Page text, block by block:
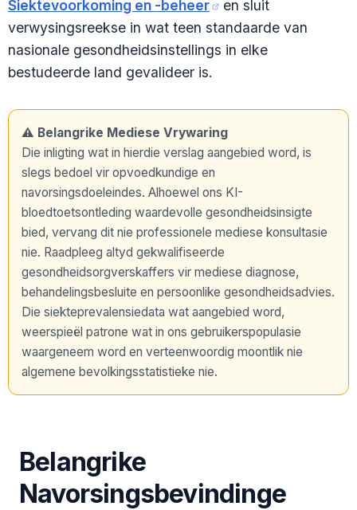
Siektevoorkoming en -beheer
en sluit
verwysingsreekse in wat teen standaarde van
nasionale gesondheidsinstellings in elke
bestudeerde land gevalideer is.
⚠️ Belangrike Mediese Vrywaring
Die inligting wat in hierdie verslag aangebied word, is
slegs bedoel vir opvoedkundige en
navorsingsdoeleindes. Alhoewel ons KI-
bloedtoetsontleding waardevolle gesondheidsinsigte
bied, vervang dit nie professionele mediese konsultasie
nie. Raadpleeg altyd gekwalifiseerde
gesondheidsorgverskaffers vir mediese diagnose,
behandelingsbesluite en persoonlike gesondheidsadvies.
Die siekteprevalensiedata wat aangebied word,
weerspieël patrone wat in ons gebruikerspopulasie
waargeneem word en verteenwoordig moontlik nie
algemene bevolkingsstatistieke nie.
Belangrike
Navorsingsbevindinge